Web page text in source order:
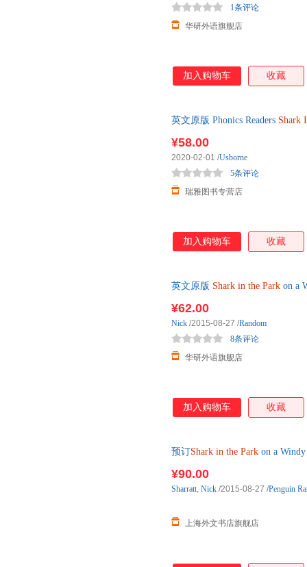
华研外语旗舰店
1条评论
加入购物车 收藏
英文原版 Phonics Readers Shark
¥58.00
瑞雅图书专营店
5条评论
2020-02-01 /Usborne
加入购物车 收藏
英文原版 Shark in the Park on a
¥62.00
华研外语旗舰店
8条评论
Nick /2015-08-27 /Random
加入购物车 收藏
预订Shark in the Park on a
¥90.00
上海外文书店旗舰店
Sharratt, Nick /2015-08-27 /Penguin